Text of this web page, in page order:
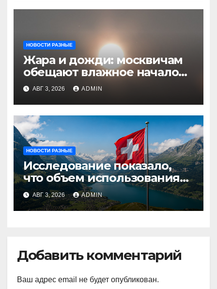
НОВОСТИ РАЗНЫЕ
Жара и дожди: москвичам
обещают влажное начало
августа
АВГ 3, 2026 ADMIN
НОВОСТИ РАЗНЫЕ
Исследование показало,
что объем использования
криптовалют в Швейцарии
в два раза превышает
аналогичный показатель в
АВГ 3, 2026 ADMIN
Добавить комментарий
Ваш адрес email не будет опубликован.